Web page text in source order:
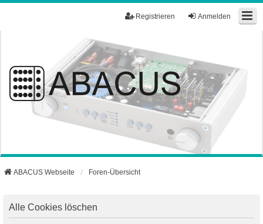
Anmelden
Registrieren
ABACUS Webseite Foren-Übersicht
Alle Cookies löschen